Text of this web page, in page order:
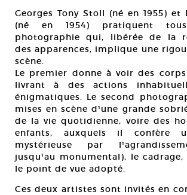
Georges Tony Stoll (né en 1955) et
(né en 1954) pratiquent
photographie qui, libérée de la
des apparences, implique une
scène.
Le premier donne à voir des
livrant à des actions
énigmatiques. Le second
mises en scène d¹une grande
de la vie quotidienne, voire des
enfants, auxquels il confère
mystérieuse par
jusqu¹au monumental), le cadrage,
le point de vue adopté.
Ces deux artistes sont invités en